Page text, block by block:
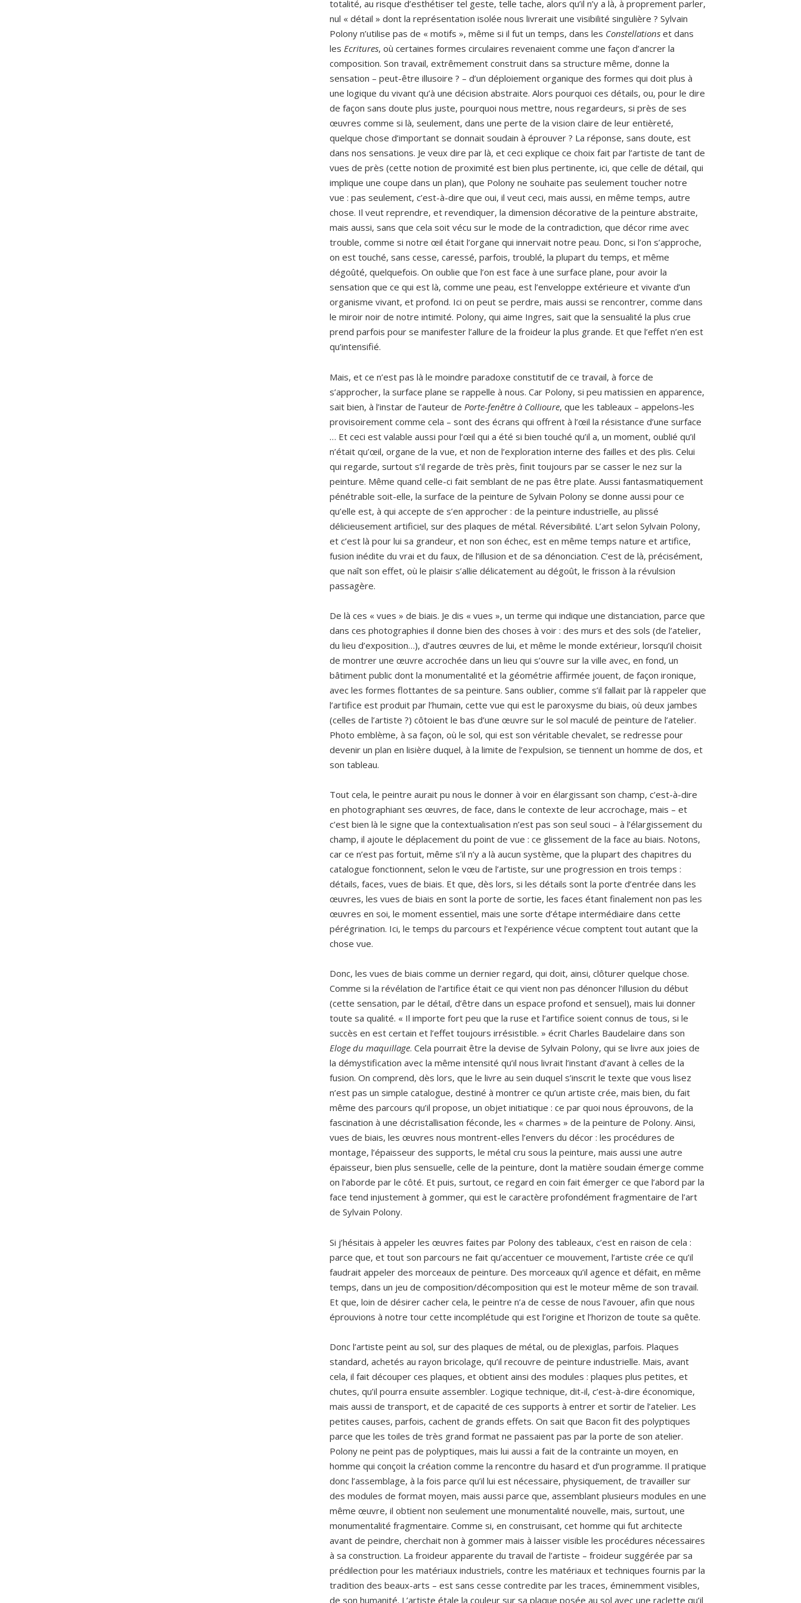
totalité, au risque d’esthétiser tel geste, telle tache, alors qu’il n’y a là, à proprement parler,
nul « détail » dont la représentation isolée nous livrerait une visibilité singulière ? Sylvain
Polony n’utilise pas de « motifs », même si il fut un temps, dans les Constellations et dans
lesEcritures, où certaines formes circulaires revenaient comme une façon d’ancrer la
composition. Son travail, extrêmement construit dans sa structure même, donne la
sensation – peut-être illusoire ? – d’un déploiement organique des formes qui doit plus à
une logique du vivant qu’à une décision abstraite. Alors pourquoi ces détails, ou, pour le dire
de façon sans doute plus juste, pourquoi nous mettre, nous regardeurs, si près de ses
œuvres comme si là, seulement, dans une perte de la vision claire de leur entièreté,
quelque chose d’important se donnait soudain à éprouver ? La réponse, sans doute, est
dans nos sensations. Je veux dire par là, et ceci explique ce choix fait par l’artiste de tant de
vues de près (cette notion de proximité est bien plus pertinente, ici, que celle de détail, qui
implique une coupe dans un plan), que Polony ne souhaite pas seulement toucher notre
vue : pas seulement, c’est-à-dire que oui, il veut ceci, mais aussi, en même temps, autre
chose. Il veut reprendre, et revendiquer, la dimension décorative de la peinture abstraite,
mais aussi, sans que cela soit vécu sur le mode de la contradiction, que décor rime avec
trouble, comme si notre œil était l’organe qui innervait notre peau. Donc, si l’on s’approche,
on est touché, sans cesse, caressé, parfois, troublé, la plupart du temps, et même
dégoûté, quelquefois. On oublie que l’on est face à une surface plane, pour avoir la
sensation que ce qui est là, comme une peau, est l’enveloppe extérieure et vivante d’un
organisme vivant, et profond. Ici on peut se perdre, mais aussi se rencontrer, comme dans
le miroir noir de notre intimité. Polony, qui aime Ingres, sait que la sensualité la plus crue
prend parfois pour se manifester l’allure de la froideur la plus grande. Et que l’effet n’en est
qu’intensifié.
Mais, et ce n’est pas là le moindre paradoxe constitutif de ce travail, à force de
s’approcher, la surface plane se rappelle à nous. Car Polony, si peu matissien en apparence,
sait bien, à l’instar de l’auteur de Porte-fenêtre à Collioure, que les tableaux – appelons-les
provisoirement comme cela – sont des écrans qui offrent à l’œil la résistance d’une surface
… Et ceci est valable aussi pour l’œil qui a été si bien touché qu’il a, un moment, oublié qu’il
n’était qu’œil, organe de la vue, et non de l’exploration interne des failles et des plis. Celui
qui regarde, surtout s’il regarde de très près, finit toujours par se casser le nez sur la
peinture. Même quand celle-ci fait semblant de ne pas être plate. Aussi fantasmatiquement
pénétrable soit-elle, la surface de la peinture de Sylvain Polony se donne aussi pour ce
qu’elle est, à qui accepte de s’en approcher : de la peinture industrielle, au plissé
délicieusement artificiel, sur des plaques de métal. Réversibilité. L’art selon Sylvain Polony,
et c’est là pour lui sa grandeur, et non son échec, est en même temps nature et artifice,
fusion inédite du vrai et du faux, de l’illusion et de sa dénonciation. C’est de là, précisément,
que naît son effet, où le plaisir s’allie délicatement au dégoût, le frisson à la révulsion
passagère.
De là ces « vues » de biais. Je dis « vues », un terme qui indique une distanciation, parce que
dans ces photographies il donne bien des choses à voir : des murs et des sols (de l’atelier,
du lieu d’exposition…), d’autres œuvres de lui, et même le monde extérieur, lorsqu’il choisit
de montrer une œuvre accrochée dans un lieu qui s’ouvre sur la ville avec, en fond, un
bâtiment public dont la monumentalité et la géométrie affirmée jouent, de façon ironique,
avec les formes flottantes de sa peinture. Sans oublier, comme s’il fallait par là rappeler que
l’artifice est produit par l’humain, cette vue qui est le paroxysme du biais, où deux jambes
(celles de l’artiste ?) côtoient le bas d’une œuvre sur le sol maculé de peinture de l’atelier.
Photo emblème, à sa façon, où le sol, qui est son véritable chevalet, se redresse pour
devenir un plan en lisière duquel, à la limite de l’expulsion, se tiennent un homme de dos, et
son tableau.
Tout cela, le peintre aurait pu nous le donner à voir en élargissant son champ, c’est-à-dire
en photographiant ses œuvres, de face, dans le contexte de leur accrochage, mais – et
c’est bien là le signe que la contextualisation n’est pas son seul souci – à l’élargissement du
champ, il ajoute le déplacement du point de vue : ce glissement de la face au biais. Notons,
car ce n’est pas fortuit, même s’il n’y a là aucun système, que la plupart des chapitres du
catalogue fonctionnent, selon le vœu de l’artiste, sur une progression en trois temps :
détails, faces, vues de biais. Et que, dès lors, si les détails sont la porte d’entrée dans les
œuvres, les vues de biais en sont la porte de sortie, les faces étant finalement non pas les
œuvres en soi, le moment essentiel, mais une sorte d’étape intermédiaire dans cette
pérégrination. Ici, le temps du parcours et l’expérience vécue comptent tout autant que la
chose vue.
Donc, les vues de biais comme un dernier regard, qui doit, ainsi, clôturer quelque chose.
Comme si la révélation de l’artifice était ce qui vient non pas dénoncer l’illusion du début
(cette sensation, par le détail, d’être dans un espace profond et sensuel), mais lui donner
toute sa qualité. « Il importe fort peu que la ruse et l’artifice soient connus de tous, si le
succès en est certain et l’effet toujours irrésistible. » écrit Charles Baudelaire dans son
Eloge du maquillage. Cela pourrait être la devise de Sylvain Polony, qui se livre aux joies de
la démystification avec la même intensité qu’il nous livrait l’instant d’avant à celles de la
fusion. On comprend, dès lors, que le livre au sein duquel s’inscrit le texte que vous lisez
n’est pas un simple catalogue, destiné à montrer ce qu’un artiste crée, mais bien, du fait
même des parcours qu’il propose, un objet initiatique : ce par quoi nous éprouvons, de la
fascination à une décristallisation féconde, les « charmes » de la peinture de Polony. Ainsi,
vues de biais, les œuvres nous montrent-elles l’envers du décor : les procédures de
montage, l’épaisseur des supports, le métal cru sous la peinture, mais aussi une autre
épaisseur, bien plus sensuelle, celle de la peinture, dont la matière soudain émerge comme
on l’aborde par le côté. Et puis, surtout, ce regard en coin fait émerger ce que l’abord par la
face tend injustement à gommer, qui est le caractère profondément fragmentaire de l’art
de Sylvain Polony.
Si j’hésitais à appeler les œuvres faites par Polony des tableaux, c’est en raison de cela :
parce que, et tout son parcours ne fait qu’accentuer ce mouvement, l’artiste crée ce qu’il
faudrait appeler des morceaux de peinture. Des morceaux qu’il agence et défait, en même
temps, dans un jeu de composition/décomposition qui est le moteur même de son travail.
Et que, loin de désirer cacher cela, le peintre n’a de cesse de nous l’avouer, afin que nous
éprouvions à notre tour cette incomplétude qui est l’origine et l’horizon de toute sa quête.
Donc l’artiste peint au sol, sur des plaques de métal, ou de plexiglas, parfois. Plaques
standard, achetés au rayon bricolage, qu’il recouvre de peinture industrielle. Mais, avant
cela, il fait découper ces plaques, et obtient ainsi des modules : plaques plus petites, et
chutes, qu’il pourra ensuite assembler. Logique technique, dit-il, c’est-à-dire économique,
mais aussi de transport, et de capacité de ces supports à entrer et sortir de l’atelier. Les
petites causes, parfois, cachent de grands effets. On sait que Bacon fit des polyptiques
parce que les toiles de très grand format ne passaient pas par la porte de son atelier.
Polony ne peint pas de polyptiques, mais lui aussi a fait de la contrainte un moyen, en
homme qui conçoit la création comme la rencontre du hasard et d’un programme. Il pratique
donc l’assemblage, à la fois parce qu’il lui est nécessaire, physiquement, de travailler sur
des modules de format moyen, mais aussi parce que, assemblant plusieurs modules en une
même œuvre, il obtient non seulement une monumentalité nouvelle, mais, surtout, une
monumentalité fragmentaire. Comme si, en construisant, cet homme qui fut architecte
avant de peindre, cherchait non à gommer mais à laisser visible les procédures nécessaires
à sa construction. La froideur apparente du travail de l’artiste – froideur suggérée par sa
prédilection pour les matériaux industriels, contre les matériaux et techniques fournis par la
tradition des beaux-arts – est sans cesse contredite par les traces, éminemment visibles,
de son humanité. L’artiste étale la couleur sur sa plaque posée au sol avec une raclette qu’il